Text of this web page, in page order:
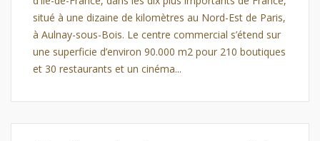
situé à une dizaine de kilomètres au Nord-Est de Paris,
à Aulnay-sous-Bois. Le centre commercial s’étend sur
une superficie d’environ 90.000 m2 pour 210 boutiques
et 30 restaurants et un cinéma...